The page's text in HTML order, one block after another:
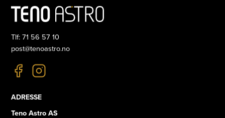
Tlf: 71 56 57 10
post@tenoastro.no
ADRESSE
Teno Astro AS